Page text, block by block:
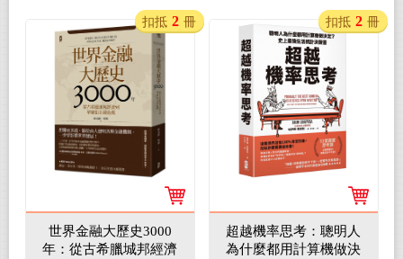
世界金融大歷史3000
年：從古希臘城邦經濟
扣抵 2 冊
超越機率思考：聰明人
為什麼都用計算機做決
扣抵 2 冊